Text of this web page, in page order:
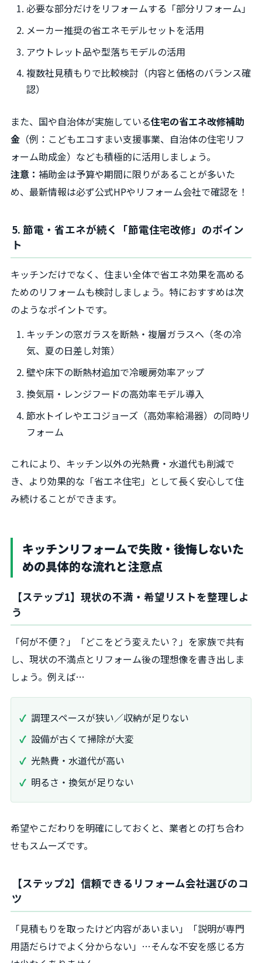
必要な部分だけをリフォームする「部分リフォーム」
メーカー推奨の省エネモデルセットを活用
アウトレット品や型落ちモデルの活用
複数社見積もりで比較検討（内容と価格のバランス確
認）
また、国や自治体が実施している住宅の省エネ改修補助
金 （例：こどもエコすまい支援事業、自治体の住宅リフ
ォーム助成金）なども積極的に活用しましょう。
注意： 補助金は予算や期間に限りがあることが多いた
め、最新情報は必ず公式HPやリフォーム会社で確認を！
5. 節電・省エネが続く「節電住宅改修」のポイン
ト
キッチンだけでなく、住まい全体で省エネ効果を高める
ためのリフォームも検討しましょう。特におすすめは次
のようなポイントです。
キッチンの窓ガラスを断熱・複層ガラスへ（冬の冷
気、夏の日差し対策）
壁や床下の断熱材追加で冷暖房効率アップ
換気扇・レンジフードの高効率モデル導入
節水トイレやエコジョーズ（高効率給湯器）の同時リ
フォーム
これにより、キッチン以外の光熱費・水道代も削減で
き、より効果的な「省エネ住宅」として長く安心して住
み続けることができます。
キッチンリフォームで失敗・後悔しないた
めの具体的な流れと注意点
【ステップ1】現状の不満・希望リストを整理しよ
う
「何が不便？」「どこをどう変えたい？」を家族で共有
し、現状の不満点とリフォーム後の理想像を書き出しま
しょう。例えば…
調理スペースが狭い／収納が足りない
設備が古くて掃除が大変
光熱費・水道代が高い
明るさ・換気が足りない
希望やこだわりを明確にしておくと、業者との打ち合わ
せもスムーズです。
【ステップ2】信頼できるリフォーム会社選びのコ
ツ
「見積もりを取ったけど内容があいまい」「説明が専門
用語だらけでよく分からない」…そんな不安を感じる方